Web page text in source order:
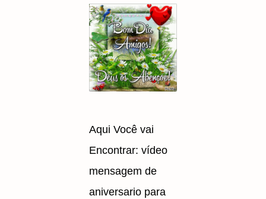
Aqui Você vai
Encontrar: vídeo
mensagem de
aniversario para